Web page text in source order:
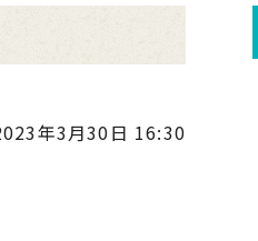
年3月30日 16:30